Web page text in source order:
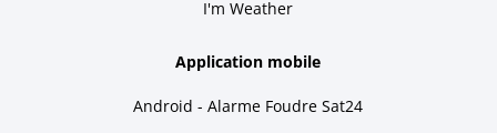
I'm Weather
Application mobile
Android - Alarme Foudre Sat24